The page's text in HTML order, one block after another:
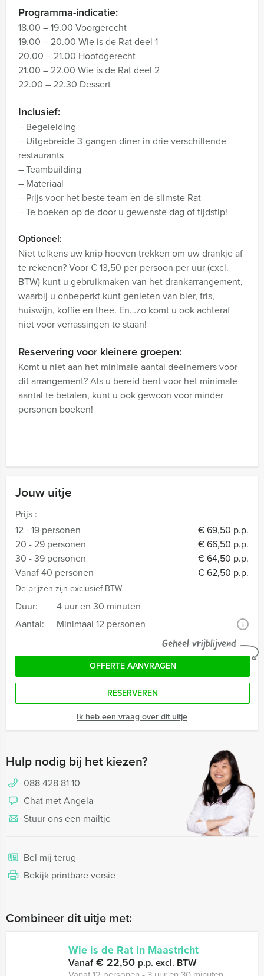
Jouw uitje
Prijs :
12 - 19 personen
€ 69,50 p.p.
20 - 29 personen
€ 66,50 p.p.
30 - 39 personen
€ 64,50 p.p.
Vanaf 40 personen
€ 62,50 p.p.
De prijzen zijn exclusief BTW
Duur:
4 uur en 30 minuten
Aantal:
Minimaal 12 personen i
Geheel vrijblijvend
OFFERTE AANVRAGEN
RESERVEREN
Ik heb een vraag over dit uitje
Hulp nodig bij het kiezen?
088 428 81 10
Chat met Angela
Stuur ons een mailtje
Bel mij terug
Bekijk printbare versie
Programma-indicatie:
18.00 – 19.00 Voorgerecht
19.00 – 20.00 Wie is de Rat deel 1
20.00 – 21.00 Hoofdgerecht
21.00 – 22.00 Wie is de Rat deel 2
22.00 – 22.30 Dessert
Inclusief:
– Begeleiding
– Uitgebreide 3-gangen diner in drie verschillende
restaurants
– Teambuilding
– Materiaal
– Prijs voor het beste team en de slimste Rat
– Te boeken op de door u gewenste dag of tijdstip!
Optioneel:
Niet telkens uw knip hoeven trekken om uw drankje af
te rekenen? Voor € 13,50 per persoon per uur (excl.
BTW) kunt u gebruikmaken van het drankarrangement,
waarbij u onbeperkt kunt genieten van bier, fris,
huiswijn, koffie en thee. En…zo komt u ook achteraf
niet voor verrassingen te staan!
Reservering voor kleinere groepen:
Komt u niet aan het minimale aantal deelnemers voor
dit arrangement? Als u bereid bent voor het minimale
aantal te betalen, kunt u ook gewoon voor minder
personen boeken!
Combineer dit uitje met:
Wie is de Rat in Maastricht
Vanaf€ 22,50 p.p. excl. BTW